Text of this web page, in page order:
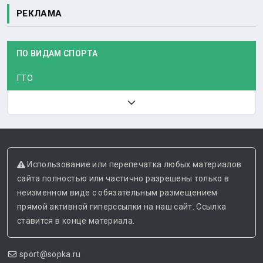
РЕКЛАМА
ПО ВИДАМ СПОРТА
ГТО
Использование или перепечатка любых материалов
сайта полностью или частично разрешены только в
неизменном виде с обязательным размещением
прямой активной гиперссылки на наш сайт. Ссылка
ставится в конце материала.
sport@sopka.ru